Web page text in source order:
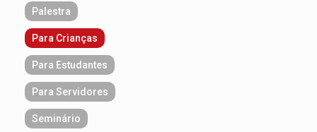
Palestra
Para Crianças
Para Estudantes
Para Servidores
Seminário